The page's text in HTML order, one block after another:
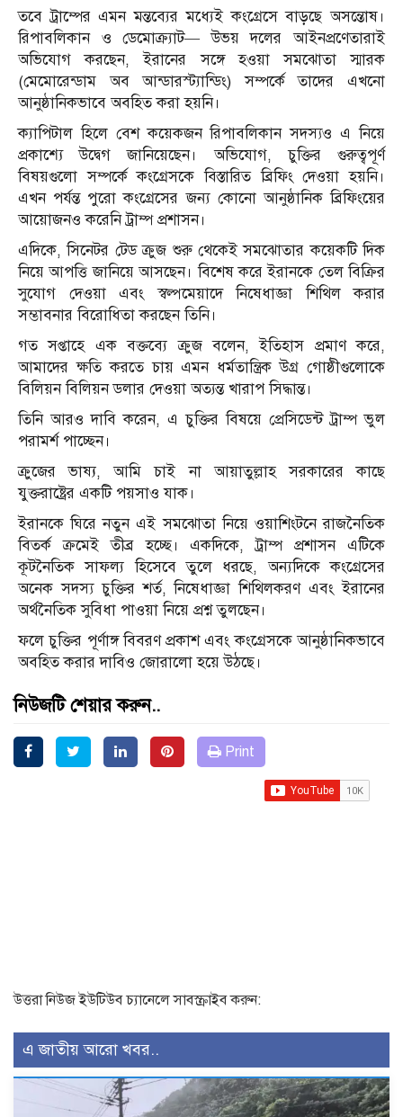
তবে ট্রাম্পের এমন মন্তব্যের মধ্যেই কংগ্রেসে বাড়ছে অসন্তোষ।
রিপাবলিকান ও ডেমোক্র্যাট— উভয় দলের আইনপ্রণেতারাই
অভিযোগ করছেন, ইরানের সঙ্গে হওয়া সমঝোতা স্মারক
(মেমোরেন্ডাম অব আন্ডারস্ট্যান্ডিং) সম্পর্কে তাদের এখনো
আনুষ্ঠানিকভাবে অবহিত করা হয়নি।
ক্যাপিটাল হিলে বেশ কয়েকজন রিপাবলিকান সদস্যও এ নিয়ে
প্রকাশ্যে উদ্বেগ জানিয়েছেন। অভিযোগ, চুক্তির গুরুত্বপূর্ণ
বিষয়গুলো সম্পর্কে কংগ্রেসকে বিস্তারিত ব্রিফিং দেওয়া হয়নি।
এখন পর্যন্ত পুরো কংগ্রেসের জন্য কোনো আনুষ্ঠানিক ব্রিফিংয়ের
আয়োজনও করেনি ট্রাম্প প্রশাসন।
এদিকে, সিনেটর টেড ক্রুজ শুরু থেকেই সমঝোতার কয়েকটি দিক
নিয়ে আপত্তি জানিয়ে আসছেন। বিশেষ করে ইরানকে তেল বিক্রির
সুযোগ দেওয়া এবং স্বল্পমেয়াদে নিষেধাজ্ঞা শিথিল করার
সম্ভাবনার বিরোধিতা করছেন তিনি।
গত সপ্তাহে এক বক্তব্যে ক্রুজ বলেন, ইতিহাস প্রমাণ করে,
আমাদের ক্ষতি করতে চায় এমন ধর্মতান্ত্রিক উগ্র গোষ্ঠীগুলোকে
বিলিয়ন বিলিয়ন ডলার দেওয়া অত্যন্ত খারাপ সিদ্ধান্ত।
তিনি আরও দাবি করেন, এ চুক্তির বিষয়ে প্রেসিডেন্ট ট্রাম্প ভুল
পরামর্শ পাচ্ছেন।
ক্রুজের ভাষ্য, আমি চাই না আয়াতুল্লাহ সরকারের কাছে
যুক্তরাষ্ট্রের একটি পয়সাও যাক।
ইরানকে ঘিরে নতুন এই সমঝোতা নিয়ে ওয়াশিংটনে রাজনৈতিক
বিতর্ক ক্রমেই তীব্র হচ্ছে। একদিকে, ট্রাম্প প্রশাসন এটিকে
কূটনৈতিক সাফল্য হিসেবে তুলে ধরছে, অন্যদিকে কংগ্রেসের
অনেক সদস্য চুক্তির শর্ত, নিষেধাজ্ঞা শিথিলকরণ এবং ইরানের
অর্থনৈতিক সুবিধা পাওয়া নিয়ে প্রশ্ন তুলছেন।
ফলে চুক্তির পূর্ণাঙ্গ বিবরণ প্রকাশ এবং কংগ্রেসকে আনুষ্ঠানিকভাবে
অবহিত করার দাবিও জোরালো হয়ে উঠছে।
নিউজটি শেয়ার করুন..
Print
উত্তরা নিউজ ইউটিউব চ্যানেলে সাবস্ক্রাইব করুন:
এ জাতীয় আরো খবর..